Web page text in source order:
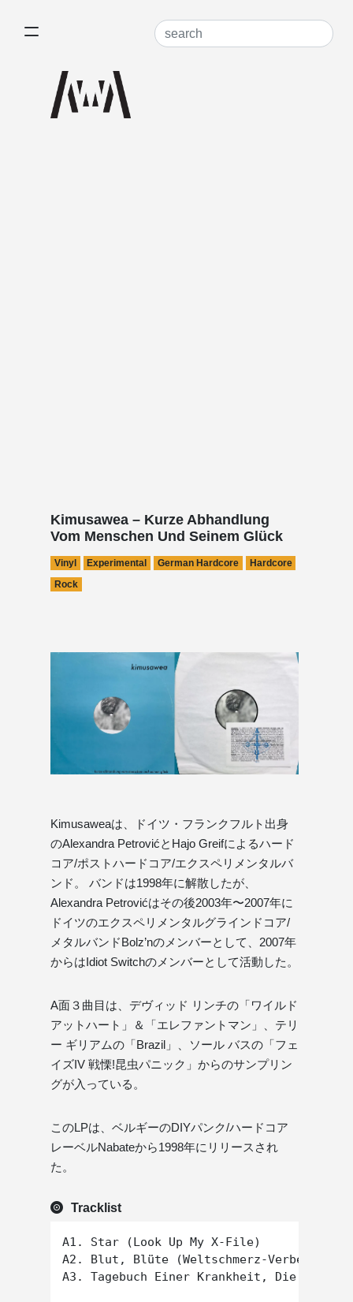
Kimusawea – Kurze Abhandlung
Vom Menschen Und Seinem Glück
Vinyl Experimental German Hardcore
Hardcore
Rock
Kimusaweaは、ドイツ・フランクフルト出身
のAlexandra PetrovićとHajo Greifによるハード
コア/ポストハードコア/エクスペリメンタルバ
ンド。 バンドは1998年に解散したが、
Alexandra Petrovićはその後2003年〜2007年に
ドイツのエクスペリメンタルグラインドコア/
メタルバンドBolz’nのメンバーとして、2007年
からはIdiot Switchのメンバーとして活動した。
A面３曲目は、デヴィッド リンチの「ワイルド
アットハート」＆「エレファントマン」、テリ
ー ギリアムの「Brazil」、ソール バスの「フェ
イズIV 戦慄!昆虫パニック」からのサンプリン
グが入っている。
このLPは、ベルギーのDIYパンク/ハードコア
レーベルNabateから1998年にリリースされ
た。
Tracklist
A1. Star (Look Up My X-File)
A2. Blut, Blüte (Weltschmerz-Verbesserer)
A3. Tagebuch Einer Krankheit, Die Deinen